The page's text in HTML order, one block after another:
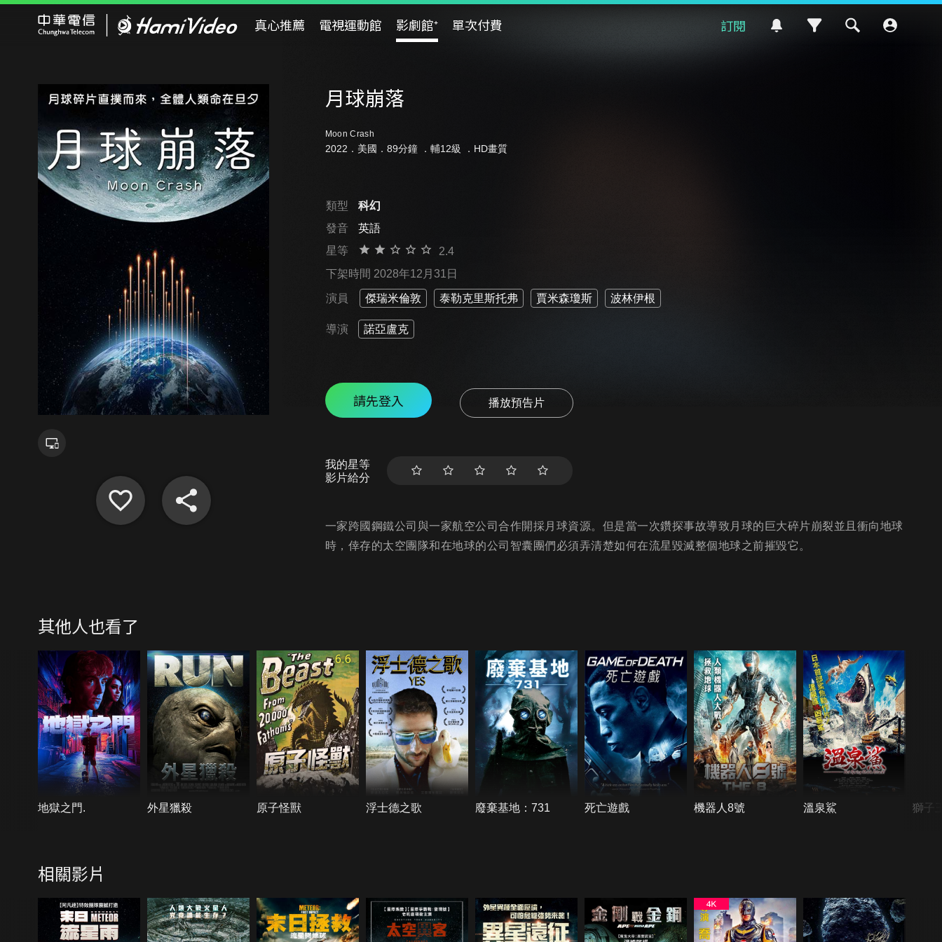
真心推薦 電視運動館 影劇館⁺ 單次付費 訂閱
月球崩落
Moon Crash
2022．美國．89分鐘 ． 輔12級 ．HD畫質
類型
科幻
發音
英語
星等
2.4
下架時間 2028年12月31日
演員 傑瑞米倫敦 泰勒克里斯托弗 賈米森瓊斯 波林伊根
導演 諾亞盧克
請先登入 播放預告片
我的星等
影片給分
一家跨國鋼鐵公司與一家航空公司合作開採月球資源。但是當一次鑽探事故導致月球的巨大碎片崩裂並且衝向地球
時，倖存的太空團隊和在地球的公司智囊團們必須弄清楚如何在流星毀滅整個地球之前摧毀它。
其他人也看了
地獄之門. 外星獵殺
6.6
原子怪獸 浮士德之歌 廢棄基地：731 死亡遊戲 機器人8號 溫泉鯊 獅子
相關影片